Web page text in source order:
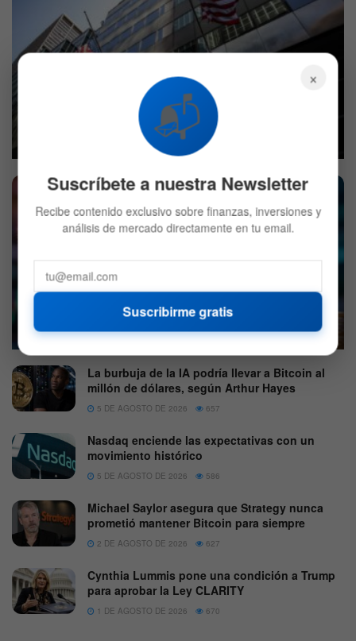
BlackRock decidió vender Bitcoin: ¿Qué compró en su
721
Cuál es la memecoin que subió más de 4.000% en solo
6 DE AGOSTO DE 2026 649
La burbuja de la IA podría llevar a Bitcoin al
millón de dólares, según Arthur Hayes
5 DE AGOSTO DE 2026 657
Nasdaq enciende las expectativas con un
movimiento histórico
5 DE AGOSTO DE 2026 586
Michael Saylor asegura que Strategy nunca
prometió mantener Bitcoin para siempre
2 DE AGOSTO DE 2026 627
Cynthia Lummis pone una condición a Trump
para aprobar la Ley CLARITY
1 DE AGOSTO DE 2026 670
×
📬
Suscríbete a nuestra Newsletter
Recibe contenido exclusivo sobre finanzas, inversiones y
análisis de mercado directamente en tu email.
Suscribirme gratis